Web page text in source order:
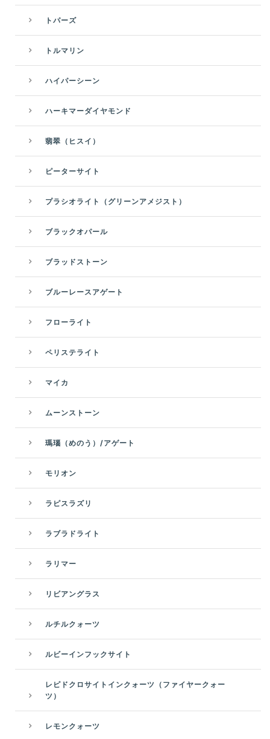
トパーズ
トルマリン
ハイパーシーン
ハーキマーダイヤモンド
翡翠（ヒスイ）
ピーターサイト
プラシオライト（グリーンアメジスト）
ブラックオパール
ブラッドストーン
ブルーレースアゲート
フローライト
ペリステライト
マイカ
ムーンストーン
瑪瑙（めのう）/アゲート
モリオン
ラピスラズリ
ラブラドライト
ラリマー
リビアングラス
ルチルクォーツ
ルビーインフックサイト
レピドクロサイトインクォーツ（ファイヤークォー
ツ）
レモンクォーツ